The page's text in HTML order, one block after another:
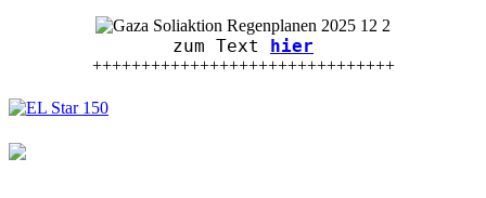
zum Text hier
+++++++++++++++++++++++++++++++